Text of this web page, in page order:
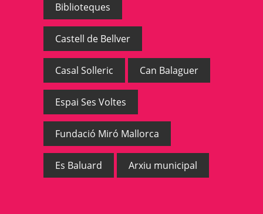
Biblioteques
Castell de Bellver
Casal Solleric Can Balaguer
Espai Ses Voltes
Fundació Miró Mallorca
Es Baluard Arxiu municipal